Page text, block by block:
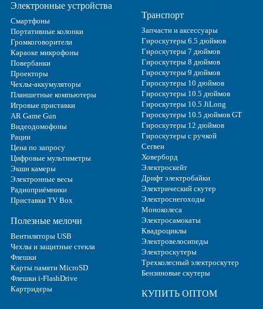
Электронные устройства
Смартфоны
Портативные колонки
Громкоговорители
Караоке микрофоны
Повербанки
Проекторы
Чехлы-аккумуляторы
Планшетные компьютеры
Игровые приставки
AR Game Gun
Видеодомофоны
Рации
Цена по запросу
Цифровые мультиметры
Экшн камеры
Электронные весы
Радиоприёмники
Приставки TV Box
Полезные мелочи
Вентиляторы USB
Чехлы и защитные стекла
Флешки
Карты памяти MicroSD
Флешки i-FlashDrive
Картридеры
Транспорт
Запчасти и аксессуары
Гироскутеры 6.5 дюймов
Гироскутеры 7 дюймов
Гироскутеры 8 дюймов
Гироскутеры 9 дюймов
Гироскутеры 10 дюймов
Гироскутеры 10.5 дюймов
Гироскутеры 10.5 JiLong
Гироскутеры 10.5 дюймов GT
Гироскутеры 12 дюймов
Гироскутеры с ручкой
Сегвеи
Ховерборд
Электроскейт
Дрифт электробайки
Электрический скутер
Электроснегоходы
Моноколеса
Электросамокаты
Квадроциклы
Электровелосипеды
Электроскутеры
Трехколесный электроскутер
Бензиновые скутеры
КУПИТЬ ОПТОМ